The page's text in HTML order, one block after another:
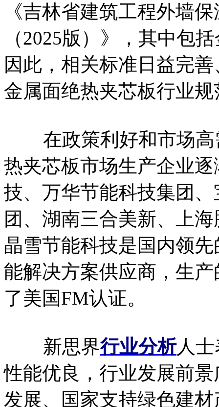
《吉林省建筑工程外墙
（2025版）》，其中包
因此，相关标准日益完
金属面绝热夹芯板行业
在政策利好和市场高
热夹芯板市场生产企业
技、万华节能科技集团
团、湖南三合美新、上
晶雪节能科技是国内领
能解决方案供应商，生
了美国FM认证。
新思界行业分析人
性能优良，行业发展前
发展、国家支持绿色建